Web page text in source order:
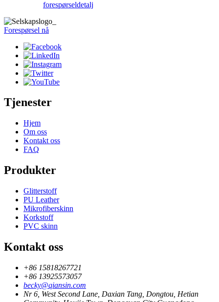
forespørseldetalj
Forespørsel nå
Tjenester
Hjem
Om oss
Kontakt oss
FAQ
Produkter
Glitterstoff
PU Leather
Mikrofiberskinn
Korkstoff
PVC skinn
Kontakt oss
+86 15818267721
+86 13925573057
becky@qiansin.com
Nr 6, West Second Lane, Daxian Tang, Dongtou, Hetian